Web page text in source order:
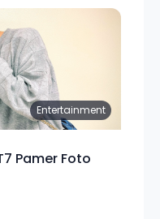
Entertainment
Pamer Foto